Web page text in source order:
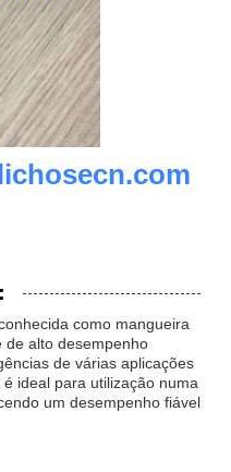
como mangueira
de alto desempenho
de várias aplicações
ideal para utilização numa
um desempenho fiável